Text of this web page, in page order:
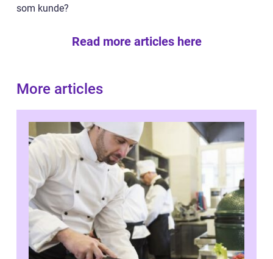
som kunde?
Read more articles here
More articles